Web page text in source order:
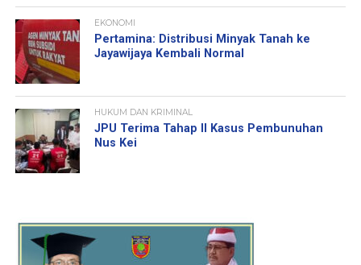
EKONOMI
Pertamina: Distribusi Minyak Tanah ke
Jayawijaya Kembali Normal
HUKUM DAN KRIMINAL
JPU Terima Tahap II Kasus Pembunuhan
Nus Kei